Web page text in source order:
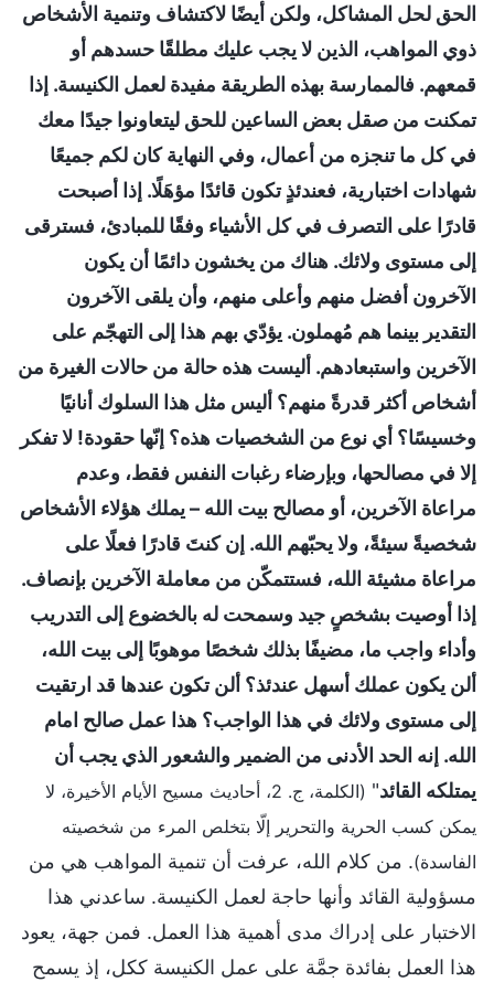
الحق لحل المشاكل، ولكن أيضًا لاكتشاف وتنمية الأشخاص
ذوي المواهب، الذين لا يجب عليك مطلقًا حسدهم أو
قمعهم. فالممارسة بهذه الطريقة مفيدة لعمل الكنيسة. إذا
تمكنت من صقل بعض الساعين للحق ليتعاونوا جيدًا معك
في كل ما تنجزه من أعمال، وفي النهاية كان لكم جميعًا
شهادات اختبارية، فعندئذٍ تكون قائدًا مؤهَلًا. إذا أصبحت
قادرًا على التصرف في كل الأشياء وفقًا للمبادئ، فسترقى
إلى مستوى ولائك. هناك من يخشون دائمًا أن يكون
الآخرون أفضل منهم وأعلى منهم، وأن يلقى الآخرون
التقدير بينما هم مُهملون. يؤدّي بهم هذا إلى التهجّم على
الآخرين واستبعادهم. أليست هذه حالة من حالات الغيرة من
أشخاص أكثر قدرةً منهم؟ أليس مثل هذا السلوك أنانيًا
وخسيسًا؟ أي نوع من الشخصيات هذه؟ إنّها حقودة! لا تفكر
إلا في مصالحها، وبإرضاء رغبات النفس فقط، وعدم
مراعاة الآخرين، أو مصالح بيت الله – يملك هؤلاء الأشخاص
شخصيةً سيئةً، ولا يحبّهم الله. إن كنتَ قادرًا فعلًا على
مراعاة مشيئة الله، فستتمكّن من معاملة الآخرين بإنصاف.
إذا أوصيت بشخصٍ جيد وسمحت له بالخضوع إلى التدريب
وأداء واجب ما، مضيفًا بذلك شخصًا موهوبًا إلى بيت الله،
ألن يكون عملك أسهل عندئذ؟ ألن تكون عندها قد ارتقيت
إلى مستوى ولائك في هذا الواجب؟ هذا عمل صالح امام
الله. إنه الحد الأدنى من الضمير والشعور الذي يجب أن
يمتلكه القائد"
(الكلمة، ج. 2، أحاديث مسيح الأيام الأخيرة، لا
يمكن كسب الحرية والتحرير إلّا بتخلص المرء من شخصيته
الفاسدة). من كلام الله، عرفت أن تنمية المواهب هي من
مسؤولية القائد وأنها حاجة لعمل الكنيسة. ساعدني هذا
الاختبار على إدراك مدى أهمية هذا العمل. فمن جهة، يعود
هذا العمل بفائدة جمَّة على عمل الكنيسة ككل، إذ يسمح